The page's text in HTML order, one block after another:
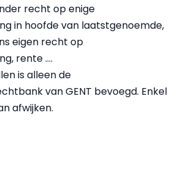
recht op enige
in hoofde van laatstgenoemde,
eigen recht op
rente ….
is alleen de
van GENT bevoegd. Enkel
afwijken.